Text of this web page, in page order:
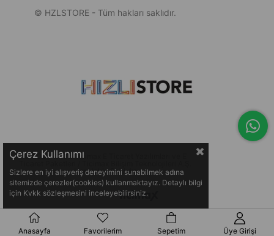
© HZLSTORE - Tüm hakları saklıdır.
© 2005-2026 Ticimax E Ticaret Yazılımları ve E
Her Hakkı Saklıdır.
Çerez Kullanımı
Sizlere en iyi alışveriş deneyimini sunabilmek adına
sitemizde çerezler(cookies) kullanmaktayız. Detaylı bilgi
için Kvkk sözleşmesini inceleyebilirsiniz.
Anasayfa Favorilerim Sepetim Üye Girişi